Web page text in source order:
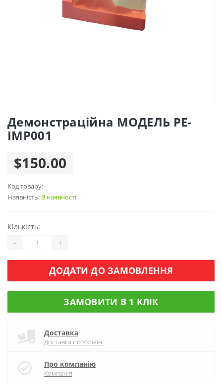
Демонстраційна МОДЕЛЬ PE-
IMP001
$150.00
Код товару:-
Наявність: В наявності
Кількість:
- +
ДОДАТИ ДО ЗАМОВЛЕННЯ
ЗАМОВИТИ В 1 КЛІК
Доставка
Доставка по Україні
Про компанію
Компанія